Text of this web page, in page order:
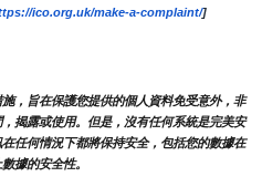
ico.org.uk/make-a-complaint/]
，旨在保護您提供的個人資料免受意外，非
揭露或使用。但是，沒有任何系統是完美安
任何情況下都將保持安全，包括您的數據在
據的安全性。